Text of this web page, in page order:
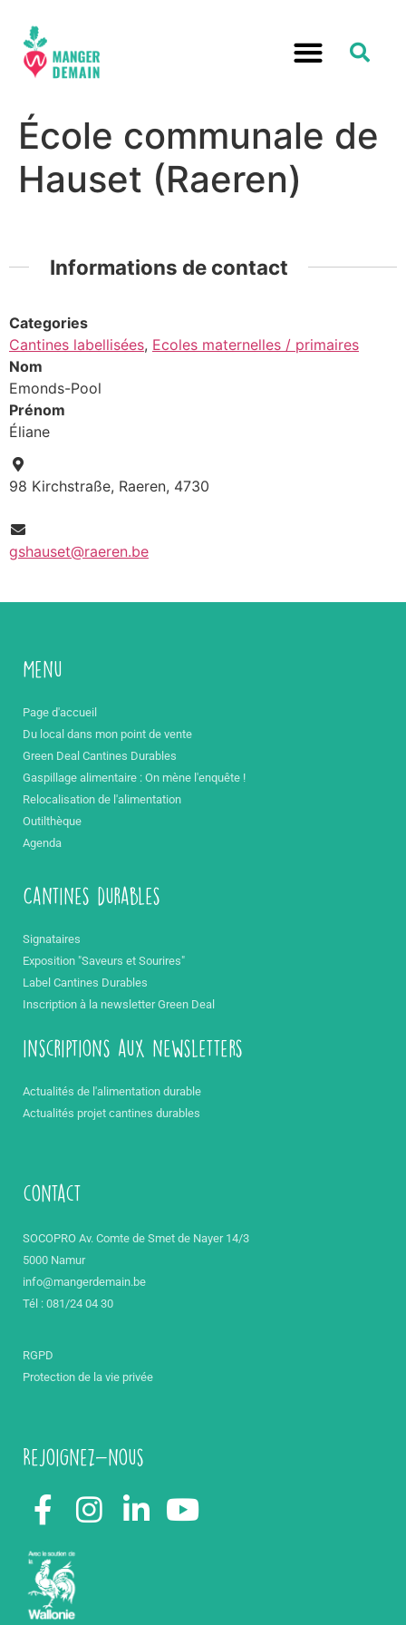
École communale de
Hauset (Raeren)
Informations de contact
Categories
Cantines labellisées, Ecoles maternelles / primaires
Nom
Emonds-Pool
Prénom
Éliane
98 Kirchstraße, Raeren, 4730
gshauset@raeren.be
Menu
Page d'accueil
Du local dans mon point de vente
Green Deal Cantines Durables
Gaspillage alimentaire : On mène l'enquête !
Relocalisation de l'alimentation
Outilthèque
Agenda
Cantines durables
Signataires
Exposition "Saveurs et Sourires"
Label Cantines Durables
Inscription à la newsletter Green Deal
inscriptions aux newsletters
Actualités de l'alimentation durable
Actualités projet cantines durables
contact
SOCOPRO Av. Comte de Smet de Nayer 14/3
5000 Namur
info@mangerdemain.be
Tél : 081/24 04 30
RGPD
Protection de la vie privée
Rejoignez-nous